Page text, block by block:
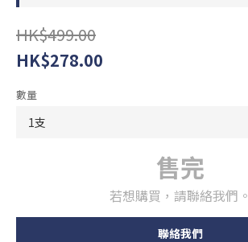
HK$499.00
HK$278.00
數量
售完
若想購買，請聯絡我們。
聯絡我們